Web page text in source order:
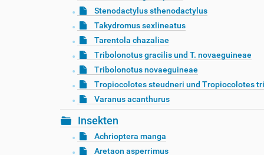
Stenodactylus sthenodactylus
Takydromus sexlineatus
Tarentola chazaliae
Tribolonotus gracilis und T. novaeguineae
Tribolonotus novaeguineae
Tropiocolotes steudneri und Tropiocolotes
Varanus acanthurus
Insekten
Achrioptera manga
Aretaon asperrimus